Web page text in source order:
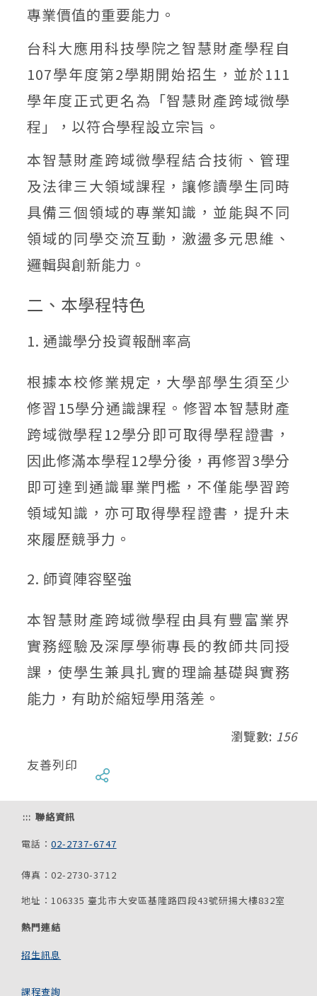
專業價值的重要能力。
台科大應用科技學院之智慧財產學程自
107學年度第2學期開始招生，並於111
學年度正式更名為「智慧財產跨域微學
程」，以符合學程設立宗旨。
本智慧財產跨域微學程結合技術、管理
及法律三大領域課程，讓修讀學生同時
具備三個領域的專業知識，並能與不同
領域的同學交流互動，激盪多元思維、
邏輯與創新能力。
二、本學程特色
1. 通識學分投資報酬率高
根據本校修業規定，大學部學生須至少
修習15學分通識課程。修習本智慧財產
跨域微學程12學分即可取得學程證書，
因此修滿本學程12學分後，再修習3學分
即可達到通識畢業門檻，不僅能學習跨
領域知識，亦可取得學程證書，提升未
來履歷競爭力。
2. 師資陣容堅強
本智慧財產跨域微學程由具有豐富業界
實務經驗及深厚學術專長的教師共同授
課，使學生兼具扎實的理論基礎與實務
能力，有助於縮短學用落差。
瀏覽數: 156
友善列印
::: 聯絡資訊
電話：02-2737-6747
傳真：02-2730-3712
地址：106335 臺北市大安區基隆路四段43號研揚大樓832室
熱門連結
招生訊息
課程查詢